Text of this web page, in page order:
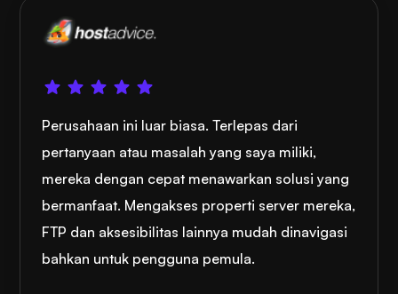
Perusahaan ini luar biasa. Terlepas dari
pertanyaan atau masalah yang saya miliki,
mereka dengan cepat menawarkan solusi yang
bermanfaat. Mengakses properti server mereka,
FTP dan aksesibilitas lainnya mudah dinavigasi
bahkan untuk pengguna pemula.